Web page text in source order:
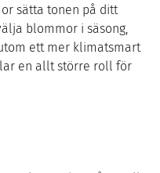
sätta tonen på ditt
blommor i säsong,
ett mer klimatsmart
en allt större roll för